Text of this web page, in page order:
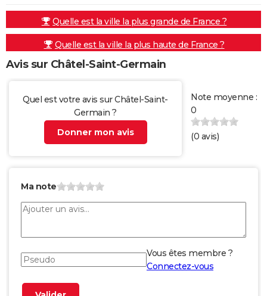
Quelle est la ville la plus grande de France ?
Quelle est la ville la plus haute de France ?
Avis sur Châtel-Saint-Germain
Quel est votre avis sur Châtel-Saint-
Germain ?
Donner mon avis
Note moyenne :
0
(0 avis)
Ma note
Vous êtes membre ?
Connectez-vous